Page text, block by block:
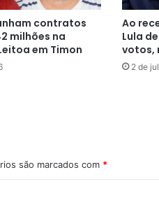
contratos
milhões na
em Timon
Ao
Lula
votos,
2 de
são marcados com *